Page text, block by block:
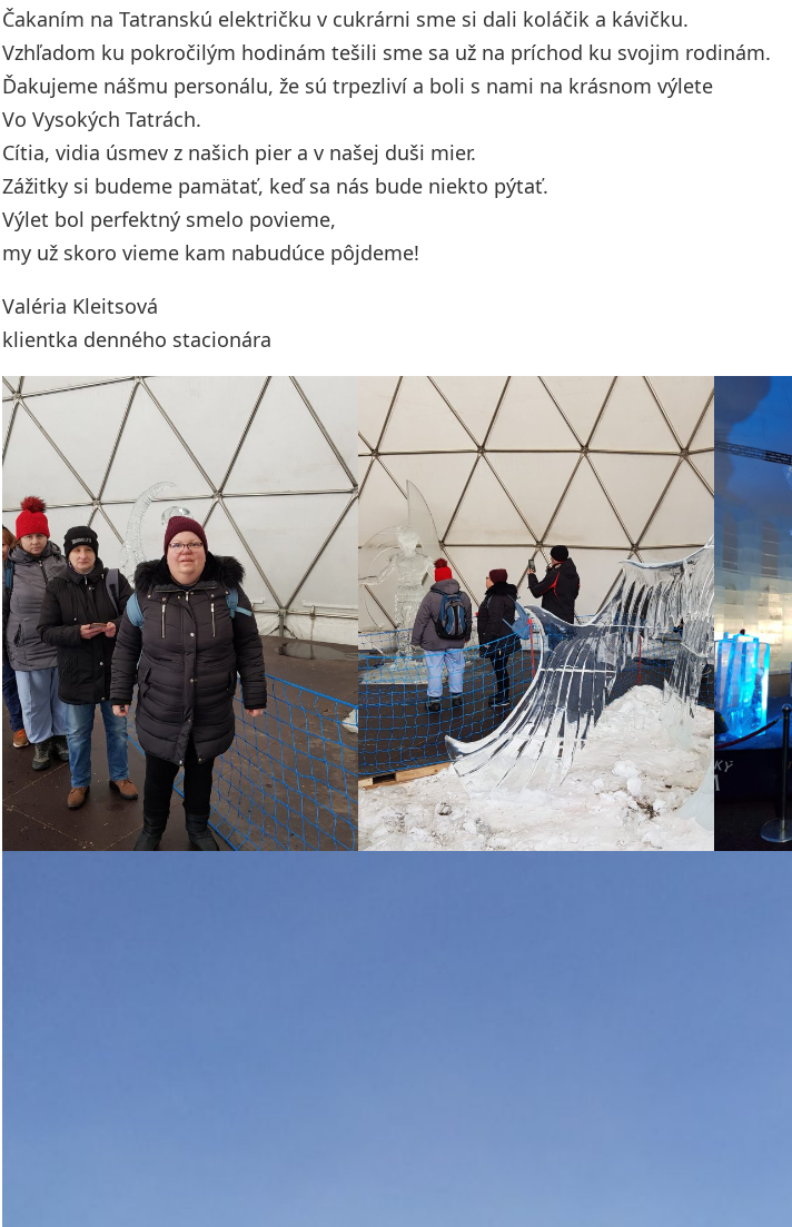
Čakaním na Tatranskú električku v cukrárni sme si dali koláčik a kávičku.
Vzhľadom ku pokročilým hodinám tešili sme sa už na príchod ku svojim rodinám.
Ďakujeme nášmu personálu, že sú trpezliví a boli s nami na krásnom výlete
Vo Vysokých Tatrách.
Cítia, vidia úsmev z našich pier a v našej duši mier.
Zážitky si budeme pamätať, keď sa nás bude niekto pýtať.
Výlet bol perfektný smelo povieme,
my už skoro vieme kam nabudúce pôjdeme!
Valéria Kleitsová
klientka denného stacionára